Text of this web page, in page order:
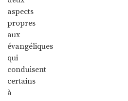
aspects
propres
aux
évangéliques
qui
conduisent
certains
à